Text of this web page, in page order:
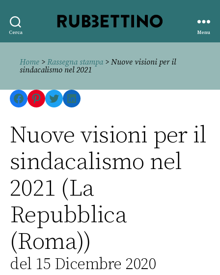
Cerca
editore
Menu
Home > Rassegna stampa> Nuove visioni per il
sindacalismo nel 2021
Facebook
Pinterest
TwitterLinkedIn
Nuove visioni per il
sindacalismo nel
2021 (La
Repubblica
(Roma))
del 15 Dicembre 2020